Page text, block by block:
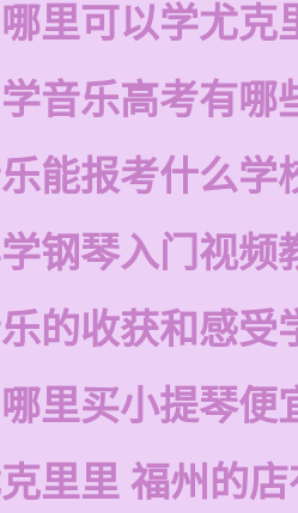
里可以学尤克
音乐高考有哪
能报考什么学
钢琴入门视频
的收获和感受
里买小提琴便
里里 福州的